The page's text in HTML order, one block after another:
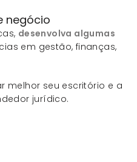
negócio
desenvolva algumas
em gestão, finanças,
melhor seu escritório e a
jurídico.